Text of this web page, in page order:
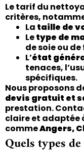
Le tarif du
critères,
La taille de
Letype de
de soie ou
L’état
tenaces,
spécifiques.
Nous proposons
devis gratuit et
prestation.
claire et adaptée
commeAngers,
Quels types